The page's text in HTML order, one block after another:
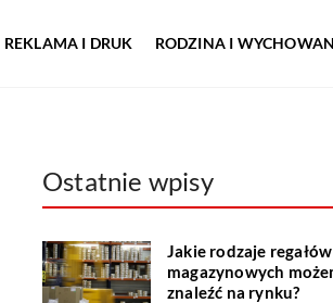
REKLAMA I DRUK RODZINA I
Ostatnie wpisy
Jakie rodzaje regałów
magazynowych
znaleźć na rynku?